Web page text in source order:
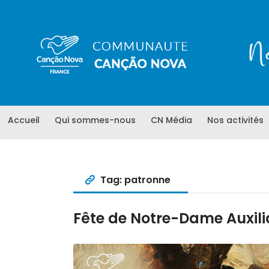
Accueil Qui sommes-nous CN Média Nos activités
Tag: patronne
Fête de Notre-Dame